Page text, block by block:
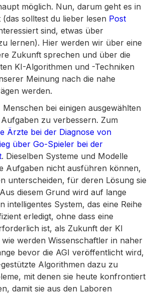
möglich. Nun, darum geht es in
solltest du lieber lesen Post
sind, etwas über
lernen). Hier werden wir über eine
Zukunft sprechen und über die
KI-Algorithmen und -Techniken
Meinung nach die nahe
werden.
bei einigen ausgewählten
zu verbessern. Zum
Ärzte bei der Diagnose von
über Go-Spieler bei der
. Dieselben Systeme und Modelle
Aufgaben nicht ausführen können,
unterscheiden, für deren Lösung sie
diesem Grund wird auf lange
intelligentes System, das eine Reihe
erledigt, ohne dass eine
ist, als Zukunft der KI
werden Wissenschaftler in naher
bevor die AGI veröffentlicht wird,
Algorithmen dazu zu
mit denen sie heute konfrontiert
damit sie aus den Laboren